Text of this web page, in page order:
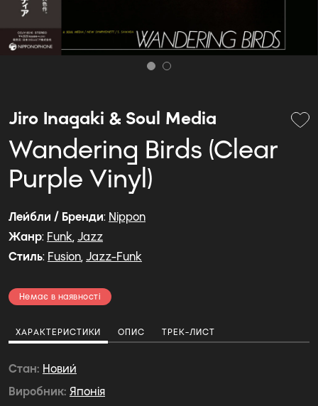
Jiro Inagaki & Soul Media
Wandering Birds (Clear
Purple Vinyl)
Лейбли / Бренди: Nippon
Жанр: Funk, Jazz
Стиль: Fusion, Jazz-Funk
Немає в наявності
ХАРАКТЕРИСТИКИ ОПИС ТРЕК-ЛИСТ
Стан Новий
Виробник Японія